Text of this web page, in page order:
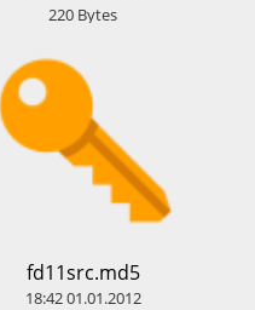
220 Bytes
​fd11src.md5
18:4201.01.2012